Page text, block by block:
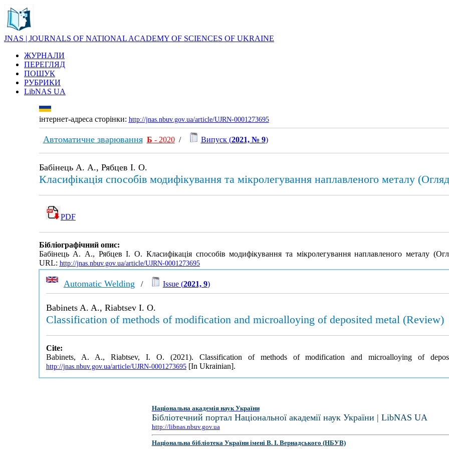
JNAS | JOURNALS OF NATIONAL ACADEMY OF SCIENCES OF UKRAINE
ЖУРНАЛИ
ПЕРЕГЛЯД
ПОШУК
РУБРИКИ
LibNAS UA
інтернет-адреса сторінки: http://jnas.nbuv.gov.ua/article/UJRN-0001273695
Автоматичне зварювання Б - 2020/ Випуск (2021, № 9)
Бабінець А. А., Рябцев І. О.
Класифікація способів модифікування та мікролегування наплавленого металу
PDF
Бібліографічний опис:
Бабінець А. А., Рябцев І. О. Класифікація способів модифікування та мікролегування наплавленого металу
URL: http://jnas.nbuv.gov.ua/article/UJRN-0001273695
Automatic Welding / Issue (2021, 9)
Babinets A. A., Riabtsev I. O.
Classification of methods of modification and microalloying of deposited metal (Review)
Cite:
Babinets, A. A., Riabtsev, I. O. (2021). Classification of methods of modification and microalloying of
http://jnas.nbuv.gov.ua/article/UJRN-0001273695[In Ukrainian].
Національна академія наук України
Бібліотечний портал Національної академії наук України | LibNAS UA
http://libnas.nbuv.gov.ua
Національна бібліотека України імені В. І. Вернадського (НБУВ)